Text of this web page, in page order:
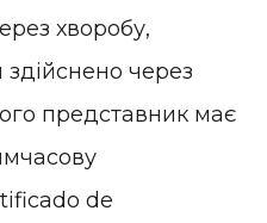
хворобу,
через
представник має
de